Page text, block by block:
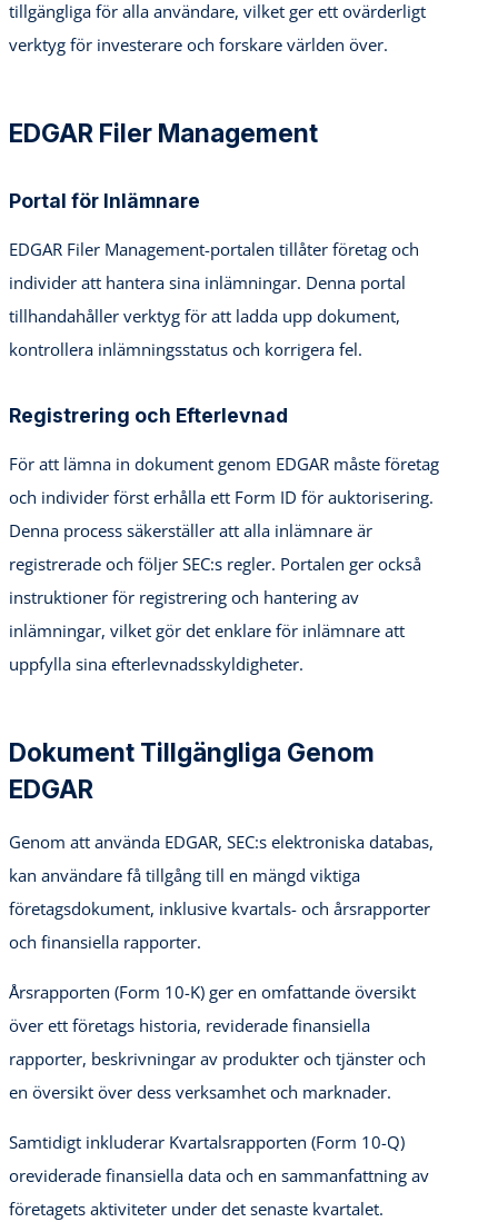
tillgängliga för alla användare, vilket ger ett ovärderligt
verktyg för investerare och forskare världen över.
EDGAR Filer Management
Portal för Inlämnare
EDGAR Filer Management-portalen tillåter företag och
individer att hantera sina inlämningar. Denna portal
tillhandahåller verktyg för att ladda upp dokument,
kontrollera inlämningsstatus och korrigera fel.
Registrering och Efterlevnad
För att lämna in dokument genom EDGAR måste företag
och individer först erhålla ett Form ID för auktorisering.
Denna process säkerställer att alla inlämnare är
registrerade och följer SEC:s regler. Portalen ger också
instruktioner för registrering och hantering av
inlämningar, vilket gör det enklare för inlämnare att
uppfylla sina efterlevnadsskyldigheter.
Dokument Tillgängliga Genom
EDGAR
Genom att använda EDGAR, SEC:s elektroniska databas,
kan användare få tillgång till en mängd viktiga
företagsdokument, inklusive kvartals- och årsrapporter
och finansiella rapporter.
Årsrapporten (Form 10-K) ger en omfattande översikt
över ett företags historia, reviderade finansiella
rapporter, beskrivningar av produkter och tjänster och
en översikt över dess verksamhet och marknader.
Samtidigt inkluderar Kvartalsrapporten (Form 10-Q)
oreviderade finansiella data och en sammanfattning av
företagets aktiviteter under det senaste kvartalet.